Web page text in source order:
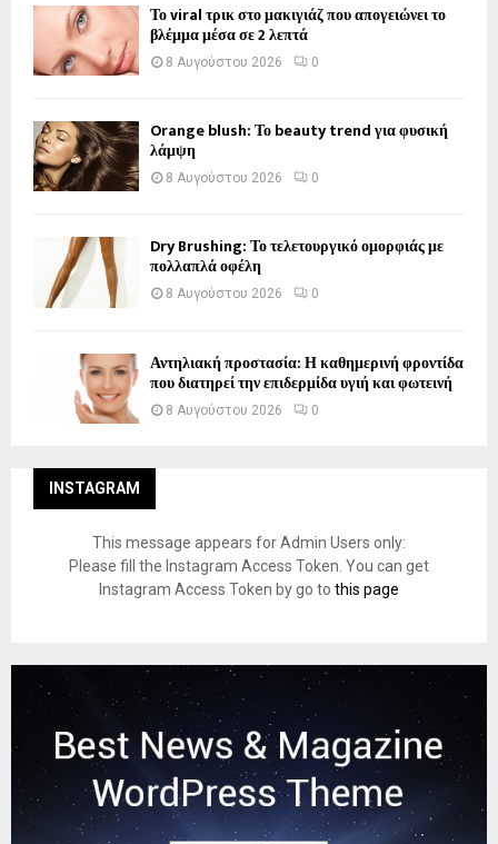
Το viral τρικ στο μακιγιάζ που απογειώνει το
βλέμμα μέσα σε 2 λεπτά
8 Αυγούστου 2026 0
Orange blush: Το beauty trend για φυσική
λάμψη
8 Αυγούστου 2026 0
Dry Brushing: Το τελετουργικό ομορφιάς με
πολλαπλά οφέλη
8 Αυγούστου 2026 0
Αντηλιακή προστασία: Η καθημερινή φροντίδα
που διατηρεί την επιδερμίδα υγιή και φωτεινή
8 Αυγούστου 2026 0
INSTAGRAM
This message appears for Admin Users only:
Please fill the Instagram Access Token. You can get
Instagram Access Token by go to this page